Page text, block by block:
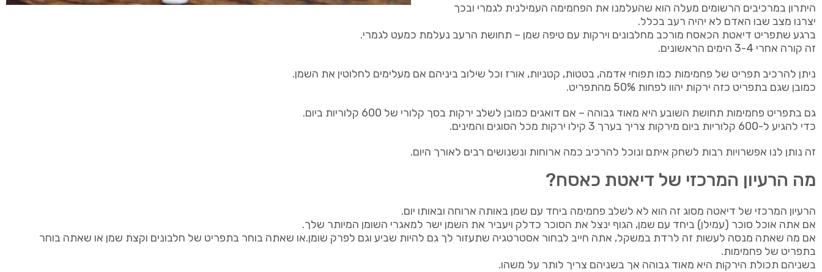
היתרון במרכיבים הרשומים מעלה הוא שהעלמנו את הפחמימה העמילנית לגמרי ובכך
יצרנו מצב שבו האדם לא יהיה רעב בכלל.
ברגע שתפריט דיאטת הכאסח מורכב מחלבונים וירקות עם טיפה שמן – תחושת הרעב נעלמת כמעט לגמרי.
זה קורה אחרי 3-4 הימים הראשונים.
ניתן להרכיב תפריט של פחמימות כמו תפוחי אדמה, בטטות, קטניות, אורז וכל שילוב ביניהם אם מעלימים לחלוטין את השמן.
כמובן שגם בתפריט כזה ירקות יהוו לפחות 50% מהתפריט.
גם בתפריט פחמימות תחושת השובע היא מאוד גבוהה – אם דואגים כמובן לשלב ירקות בסך קלורי של 600 קלוריות ביום.
כדי להגיע ל-600 קלוריות ביום מירקות צריך בערך 3 קילו ירקות מכל הסוגים והמינים.
זה נותן לנו אפשרויות רבות לשחק איתם ונוכל להרכיב כמה ארוחות ונשנושים רבים לאורך היום.
מה הרעיון המרכזי של דיאטת כאסח?
הרעיון המרכזי של דיאטה מסוג זה הוא לא לשלב פחמימה ביחד עם שמן באותה ארוחה ובאותו יום.
אם אתה אוכל סוכר (עמילן) ביחד עם שמן, הגוף ינצל את הסוכר כדלק ויעביר את השמן ישר למאגרי השומן המיותר שלך.
אם מה שאתה מנסה לעשות זה לרדת במשקל, אתה חייב לבחור אסטרטגיה שתעזור לך גם להיות שביע וגם לפרק שומן.או שאתה בוחר בתפריט של חלבונים וקצת שמן או שאתה בוחר
בתפריט של פחמימות.
בשניהם תכולת הירקות היא מאוד גבוהה אך בשניהם צריך לותר על משהו.